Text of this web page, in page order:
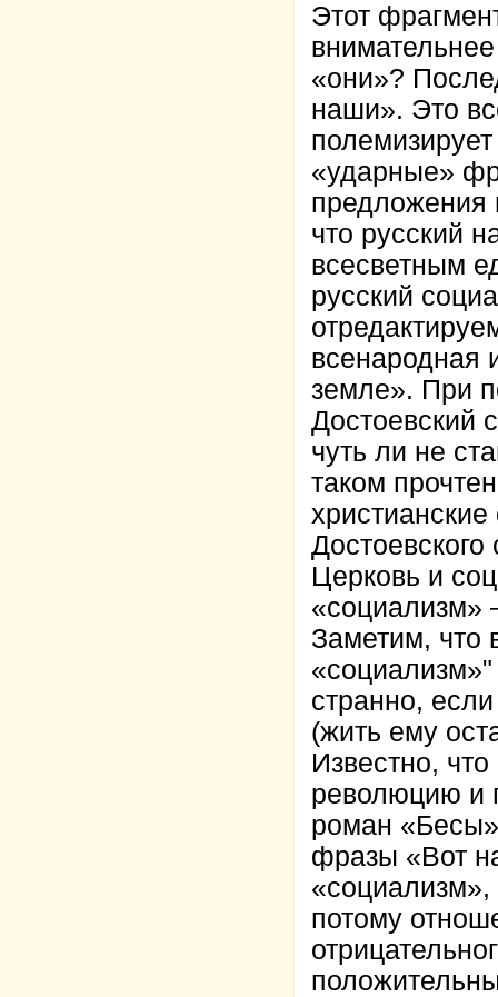
Этот
«они»?
наши». Это
«ударные»
предложения
что русский
всесветным
русский
всенародная
земле». При
Достоевский
чуть ли не
таком
Церковь и
«социализм»
Заметим, что
странно,
(жить ему
Известно,
революцию и
роман
фразы «Вот
«социализм»,
потому